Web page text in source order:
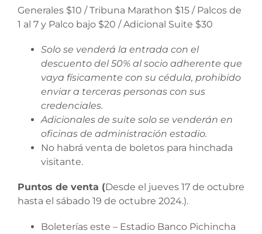
Generales $10 / Tribuna Marathon $15 / Palcos de
1 al 7 y Palco bajo $20 / Adicional Suite $30
Solo se venderá la entrada con el
descuento del 50% al socio adherente que
vaya físicamente con su cédula, prohibido
enviar a terceras personas con sus
credenciales.
Adicionales de suite solo se venderán en
oficinas de administración estadio.
No habrá venta de boletos para hinchada
visitante.
Puntos de venta (Desde el jueves 17 de octubre
hasta el sábado 19 de octubre 2024.).
Boleterías este – Estadio Banco Pichincha